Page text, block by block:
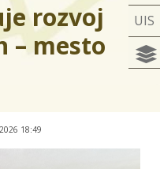
UIS
rozvoj
– mesto
18:49